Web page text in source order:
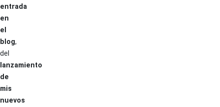
entrada
en
el
blog,
del
lanzamiento
de
mis
nuevos